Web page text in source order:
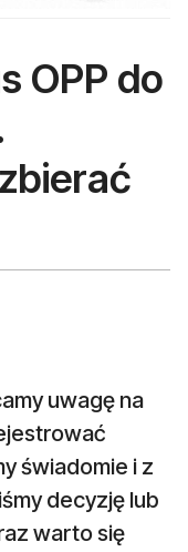
OPP do
uwagę na
świadomie i z
decyzję lub
warto się